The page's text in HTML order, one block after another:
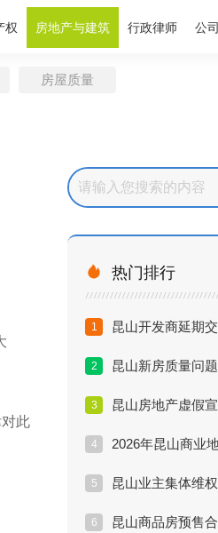
权 房地产与建筑 行政律师 公
房屋质量
此
 热门排行
1
2
3
4
5
6